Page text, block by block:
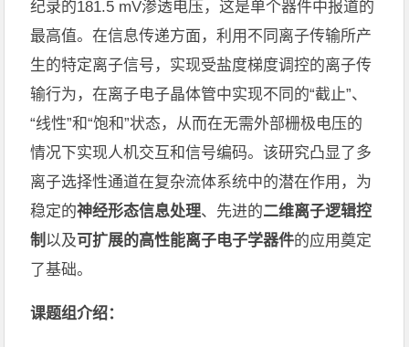
纪录的181.5 mV渗透电压，这是单个器件中报道的
最高值。在信息传递方面，利用不同离子传输所产
生的特定离子信号，实现受盐度梯度调控的离子传
输行为，在离子电子晶体管中实现不同的“截止”、
“线性”和“饱和”状态，从而在无需外部栅极电压的
情况下实现人机交互和信号编码。该研究凸显了多
离子选择性通道在复杂流体系统中的潜在作用，为
稳定的神经形态信息处理、先进的二维离子逻辑控
制 以及可扩展的高性能离子电子学器件的应用奠定
了基础。
课题组介绍：